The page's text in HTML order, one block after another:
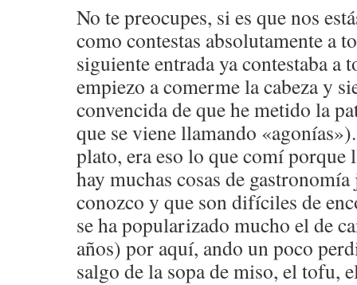
No te preocupes, si es que nos
como contestas absolutamente a
siguiente entrada ya contestaba a
empiezo a comerme la cabeza y
convencida de que he metido la
que se viene llamando
plato, era eso lo que comí porque
hay muchas cosas de
conozco y que son difíciles de
se ha popularizado mucho el de
años) por aquí, ando un poco
salgo de la sopa de miso, el tofu,